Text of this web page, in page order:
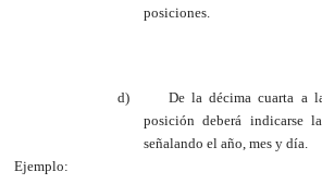
posiciones.
d)
De la décima cuarta a
posición deberá indicarse
señalando el año, mes y día.
Ejemplo: